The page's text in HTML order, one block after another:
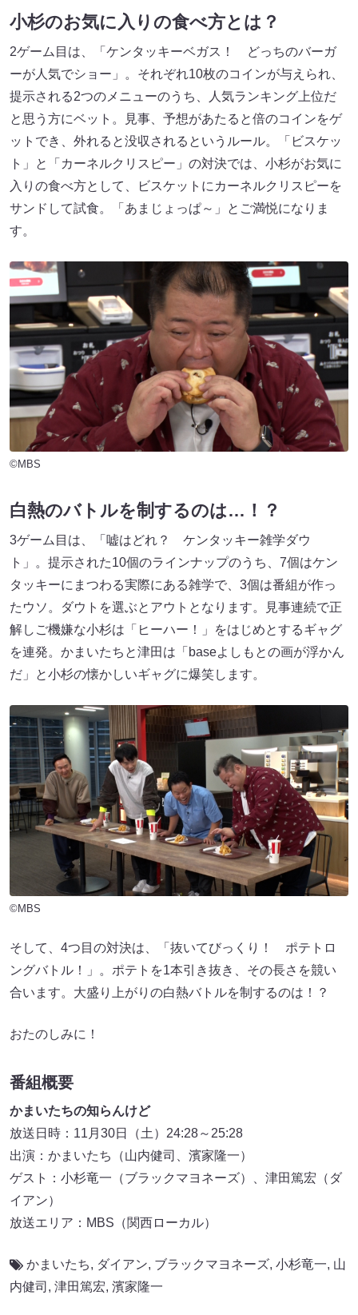
小杉のお気に入りの食べ方とは？
2ゲーム目は、「ケンタッキーベガス！ どっちのバーガ
ーが人気でショー」。それぞれ10枚のコインが与えられ、
提示される2つのメニューのうち、人気ランキング上位だ
と思う方にベット。見事、予想があたると倍のコインをゲ
ットでき、外れると没収されるというルール。「ビスケッ
ト」と「カーネルクリスピー」の対決では、小杉がお気に
入りの食べ方として、ビスケットにカーネルクリスピーを
サンドして試食。「あまじょっぱ～」とご満悦になりま
す。
©MBS
白熱のバトルを制するのは…！？
3ゲーム目は、「嘘はどれ？ ケンタッキー雑学ダウ
ト」。提示された10個のラインナップのうち、7個はケン
タッキーにまつわる実際にある雑学で、3個は番組が作っ
たウソ。ダウトを選ぶとアウトとなります。見事連続で正
解しご機嫌な小杉は「ヒーハー！」をはじめとするギャグ
を連発。かまいたちと津田は「baseよしもとの画が浮かん
だ」と小杉の懐かしいギャグに爆笑します。
©MBS
そして、4つ目の対決は、「抜いてびっくり！ ポテトロ
ングバトル！」。ポテトを1本引き抜き、その長さを競い
合います。大盛り上がりの白熱バトルを制するのは！？
おたのしみに！
番組概要
かまいたちの知らんけど
放送日時：11月30日（土）24:28～25:28
出演：かまいたち（山内健司、濱家隆一）
ゲスト：小杉竜一（ブラックマヨネーズ）、津田篤宏（ダ
イアン）
放送エリア：MBS（関西ローカル）
かまいたち, ダイアン, ブラックマヨネーズ, 小杉竜一, 山
内健司 , 津田篤宏, 濱家隆一